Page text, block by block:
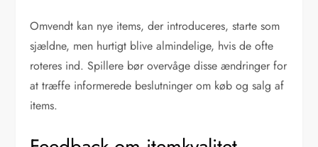
Omvendt kan nye items, der introduceres, starte som
sjældne, men hurtigt blive almindelige, hvis de ofte
roteres ind. Spillere bør overvåge disse ændringer for
at træffe informerede beslutninger om køb og salg af
items.